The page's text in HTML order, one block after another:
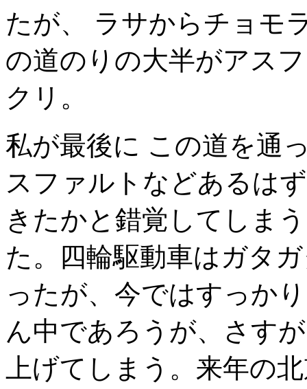
たが、 ラサからチョモ
の道のりの大半がアス
クリ。
私が最後に この道を通
スファルトなどあるは
きたかと錯覚してしま
た。四輪駆動車はガタ
ったが、今ではすっか
ん中であろうが、さす
上げてしまう。来年の